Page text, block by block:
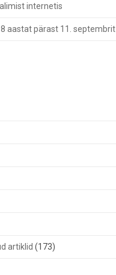
internetis
aastat pärast 11. septembrit
artiklid (173)